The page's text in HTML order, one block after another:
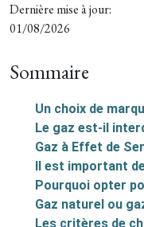
Dernière mise à jour:
01/08/2026
Sommaire
Un choix de
Le gaz est-il
Gaz à Effet de
Il est important
Pourquoi opter
Gaz naturel ou
Les critères de